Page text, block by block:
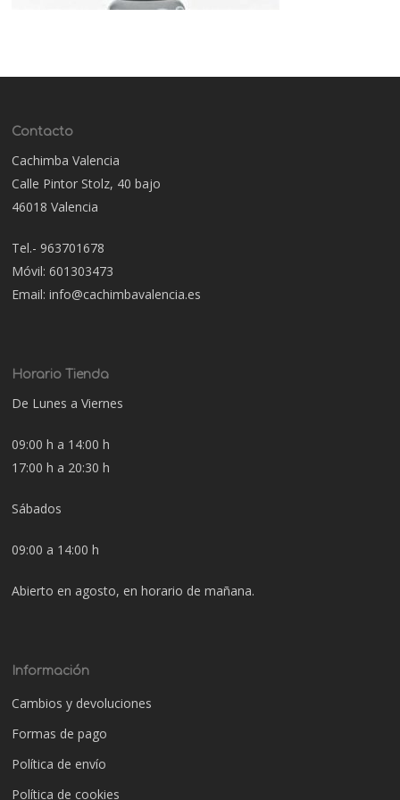
Contacto
Cachimba Valencia
Calle Pintor Stolz, 40 bajo
46018 Valencia
Tel.- 963701678
Móvil: 601303473
Email: info@cachimbavalencia.es
Horario Tienda
De Lunes a Viernes
09:00 h a 14:00 h
17:00 h a 20:30 h
Sábados
09:00 a 14:00 h
Abierto en agosto, en horario de mañana.
Información
Cambios y devoluciones
Formas de pago
Política de envío
Política de cookies